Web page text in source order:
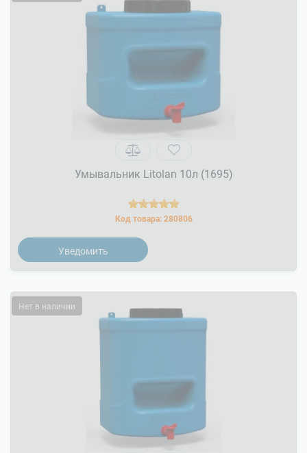
Умывальник Litolan 10л (1695)
Код товара: 280806
Уведомить
Нет в наличии